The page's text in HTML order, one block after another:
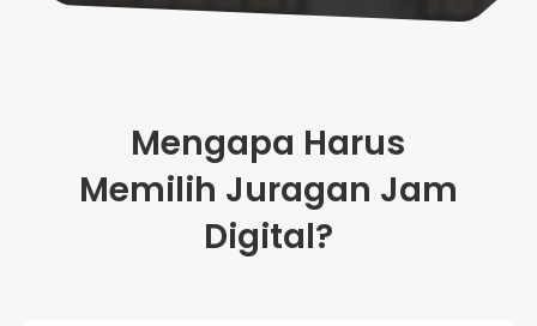
Mengapa Harus
Memilih Juragan Jam
Digital?